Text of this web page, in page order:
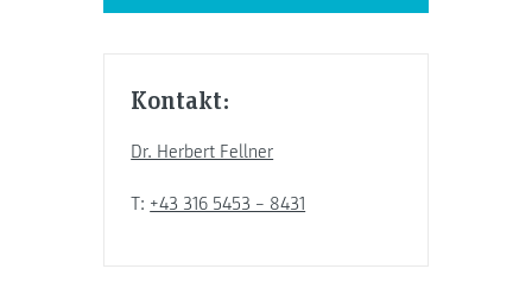
Kontakt:
Dr. Herbert Fellner
T: +43 316 5453 – 8431